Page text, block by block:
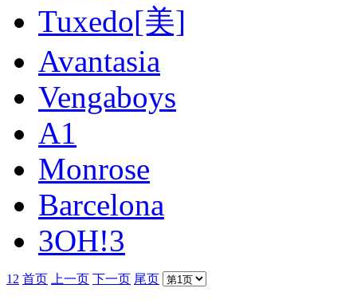
Tuxedo[美]
Avantasia
Vengaboys
A1
Monrose
Barcelona
3OH!3
1 2 首页 上一页 下一页 尾页